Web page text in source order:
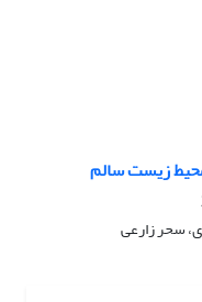
زیست سالم
سحر زارعی